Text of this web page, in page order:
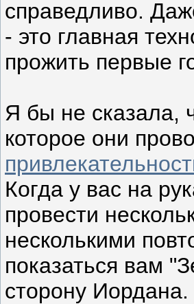
справедливо.
- это главная
прожить первые
Я бы не сказала,
которое они
Когда у вас на
провести
несколькими
показаться вам
сторону Иордана.